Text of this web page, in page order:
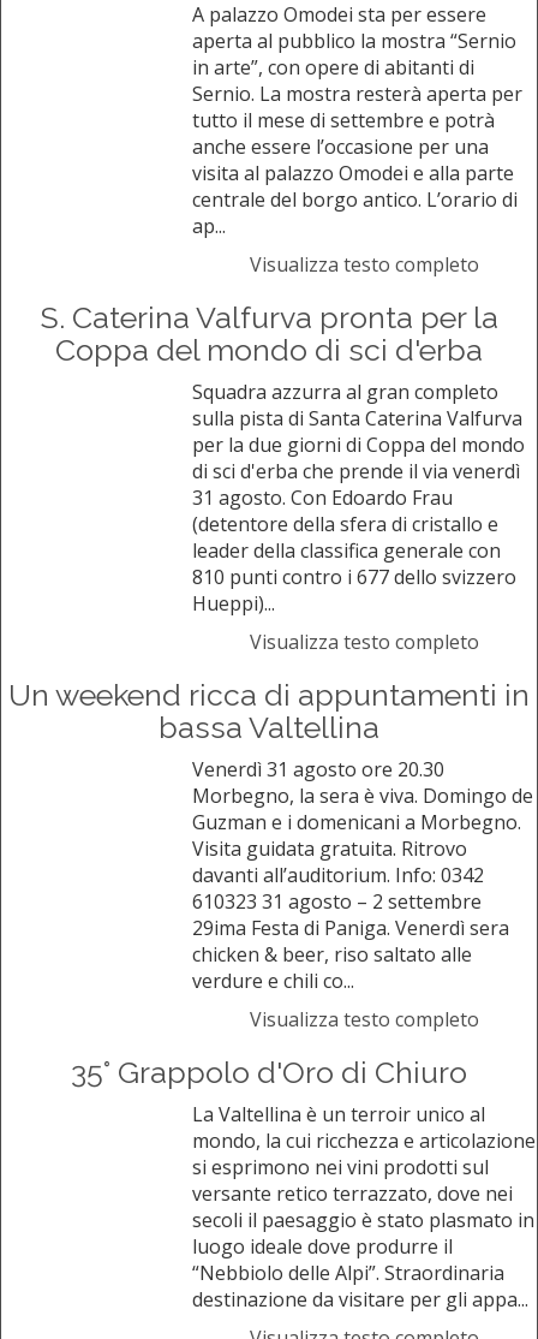
A palazzo Omodei sta per essere
aperta al pubblico la mostra “Sernio
in arte”, con opere di abitanti di
Sernio. La mostra resterà aperta per
tutto il mese di settembre e potrà
anche essere l’occasione per una
visita al palazzo Omodei e alla parte
centrale del borgo antico. L’orario di
ap...
Visualizza testo completo
S. Caterina Valfurva pronta per la
Coppa del mondo di sci d'erba
Squadra azzurra al gran completo
sulla pista di Santa Caterina Valfurva
per la due giorni di Coppa del mondo
di sci d'erba che prende il via venerdì
31 agosto. Con Edoardo Frau
(detentore della sfera di cristallo e
leader della classifica generale con
810 punti contro i 677 dello svizzero
Hueppi)...
Visualizza testo completo
Un weekend ricca di appuntamenti in
bassa Valtellina
Venerdì 31 agosto ore 20.30
Morbegno, la sera è viva. Domingo de
Guzman e i domenicani a Morbegno.
Visita guidata gratuita. Ritrovo
davanti all’auditorium. Info: 0342
610323 31 agosto – 2 settembre
29ima Festa di Paniga. Venerdì sera
chicken & beer, riso saltato alle
verdure e chili co...
Visualizza testo completo
35° Grappolo d'Oro di Chiuro
La Valtellina è un terroir unico al
mondo, la cui ricchezza e articolazione
si esprimono nei vini prodotti sul
versante retico terrazzato, dove nei
secoli il paesaggio è stato plasmato in
luogo ideale dove produrre il
“Nebbiolo delle Alpi”. Straordinaria
destinazione da visitare per gli appa...